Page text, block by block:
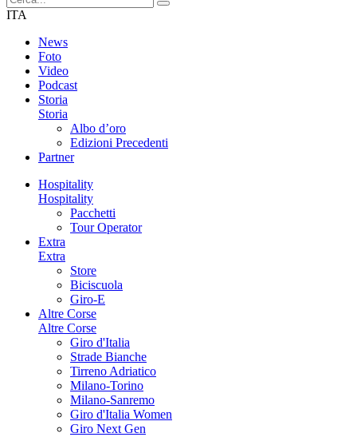
ITA
News
Foto
Video
Podcast
Storia
Storia
Albo d’oro
Edizioni Precedenti
Partner
Hospitality
Hospitality
Pacchetti
Tour Operator
Extra
Extra
Store
Biciscuola
Giro-E
Altre Corse
Altre Corse
Giro d'Italia
Strade Bianche
Tirreno Adriatico
Milano-Torino
Milano-Sanremo
Giro d'Italia Women
Giro Next Gen